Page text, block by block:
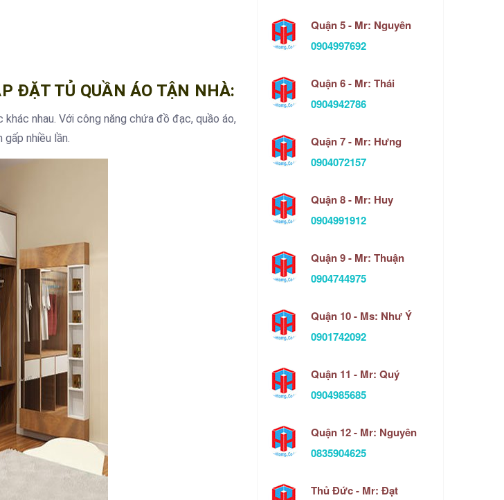
ĐẶT TỦ QUẦN ÁO TẬN NHÀ:
nhau. Với công năng chứa đồ đạc, quầo áo,
nhiều lần.
Quận 5 - Mr: Nguyên
0904997692
Quận 6 - Mr: Thái
0904942786
Quận 7 - Mr: Hưng
0904072157
Quận 8 - Mr: Huy
0904991912
Quận 9 - Mr: Thuận
0904744975
Quận 10 - Ms: Như Ý
0901742092
Quận 11 - Mr: Quý
0904985685
Quận 12 - Mr: Nguyên
0835904625
Thủ Đức - Mr: Đạt